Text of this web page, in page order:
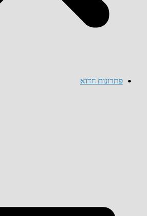
פתרונות חדוא